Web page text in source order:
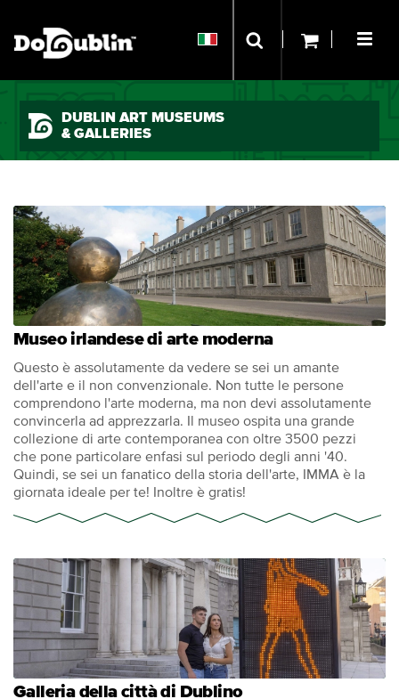
DUBLIN ART MUSEUMS
& GALLERIES
Museo irlandese di arte moderna
Questo è assolutamente da vedere se sei un amante
dell'arte e il non convenzionale. Non tutte le persone
comprendono l'arte moderna, ma non devi assolutamente
convincerla ad apprezzarla. Il museo ospita una grande
collezione di arte contemporanea con oltre 3500 pezzi
che pone particolare enfasi sul periodo degli anni '40.
Quindi, se sei un fanatico della storia dell'arte, IMMA è la
giornata ideale per te! Inoltre è gratis!
Galleria della città di Dublino